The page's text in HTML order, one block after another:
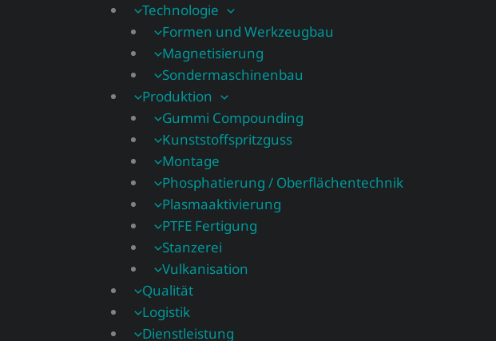
Technologie
Formen und Werkzeugbau
Magnetisierung
Sondermaschinenbau
Produktion
Gummi Compounding
Kunststoffspritzguss
Montage
Phosphatierung / Oberflächentechnik
Plasmaaktivierung
PTFE Fertigung
Stanzerei
Vulkanisation
Qualität
Logistik
Dienstleistung